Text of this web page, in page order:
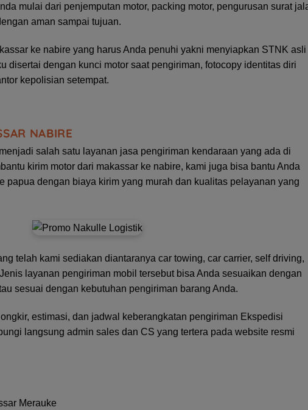
mulai dari penjemputan motor, packing motor, pengurusan surat
aman sampai tujuan.
ke nabire yang harus Anda penuhi yakni menyiapkan STNK asli
disertai dengan kunci motor saat pengiriman, fotocopy identitas diri
kepolisian setempat.
NABIRE
salah satu layanan jasa pengiriman kendaraan yang ada di
kirim motor dari makassar ke nabire, kami juga bisa bantu Anda
papua dengan biaya kirim yang murah dan kualitas pelayanan yang
telah kami sediakan diantaranya car towing, car carrier, self driving,
layanan pengiriman mobil tersebut bisa Anda sesuaikan dengan
sesuai dengan kebutuhan pengiriman barang Anda.
estimasi, dan jadwal keberangkatan pengiriman Ekspedisi
langsung admin sales dan CS yang tertera pada website resmi
Merauke